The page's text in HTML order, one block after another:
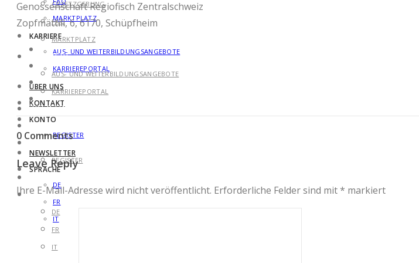
MARKTPLATZ
KARRIERE
AUS- UND WEITERBILDUNGSANGEBOTE
KARRIEREPORTAL
ÜBER UNS
KONTAKT
KONTO
REGISTER
NEWSLETTER
SPRACHE
DE
FR
IT
GESETZGEBUNG
FAQ
MARKTPLATZ
KARRIERE
AUS- UND WEITERBILDUNGSANGEBOTE
KARRIEREPORTAL
ÜBER UNS
KONTAKT
KONTO
REGISTER
SPRACHE
DE
FR
IT
Genossenschaft Regiofisch Zentralschweiz
Zopfmättili, 6, 6170, Schüpfheim
0 Comments
Leave Reply
Ihre E-Mail-Adresse wird nicht veröffentlicht. Erforderliche Felder sind mit* markiert